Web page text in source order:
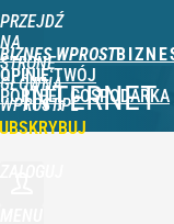
PRZEJDŹ
NA
STRONĘ
GŁÓWNĄ
WPROST.PL
BIZNES WPROST
OPINIE TWÓJ
PORTFEL GOSPODARKA
INTERNET